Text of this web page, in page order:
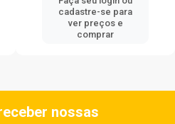
cadastre-se para
ver preços e
comprar
nossas